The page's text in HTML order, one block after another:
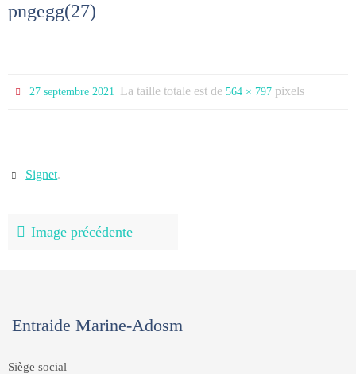
pngegg(27)
27 septembre 2021 La taille totale est de564 × 797 pixels
Signet.
Image précédente
Entraide Marine-Adosm
Siège social